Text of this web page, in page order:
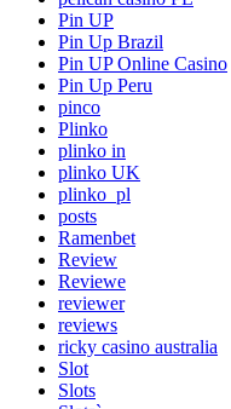
Pin UP
Pin Up Brazil
Pin UP Online Casino
Pin Up Peru
pinco
Plinko
plinko in
plinko UK
plinko_pl
posts
Ramenbet
Review
Reviewe
reviewer
reviews
ricky casino australia
Slot
Slots